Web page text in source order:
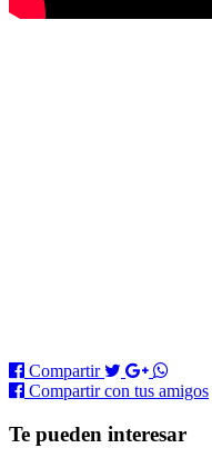
Compartir
Compartircon tus amigos
Te pueden interesar